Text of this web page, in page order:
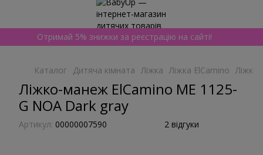
Отримай 5% знижки за реєстрацію на сайті!
Каталог Дитяча кімната Ліжка Ліжка ElCamino
Ліжко-манеж ElCamino ME 1125-
G NOA Dark gray
Артикул: 00000007590 2 відгуки